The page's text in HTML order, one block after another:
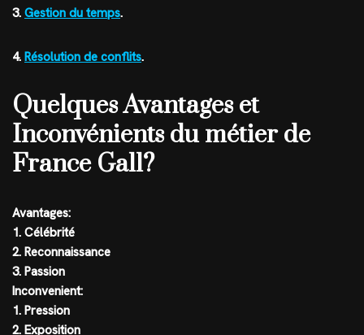
3. Gestion du temps.
4. Résolution de conflits.
Quelques Avantages et
Inconvénients du métier de
France Gall?
Avantages:
1. Célébrité
2. Reconnaissance
3. Passion
Inconvenient:
1. Pression
2. Exposition